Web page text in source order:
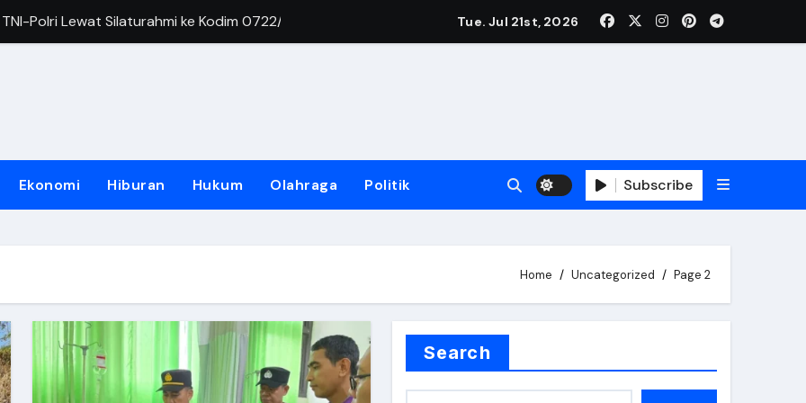
Prabowo Berantas Korupsi: Pemerintahan Bersih Kunci Indonesia Emas
Penuh untuk Prabowo Berantas Korupsi di Seluruh Lini Pemerintahan
Kesehatan Hari Bhayangkara ke-80 di Tegal, Hampir Seribu Warga Nikmati Layanan Gratis
Wakil Kudus Siap Tempur
Tak Sekadar Turnamen, Ada Cosplay, UMKM hingga Cek Kesehatan Gratis
Tue. Jul 21st, 2026
Ekonomi Hiburan Hukum Olahraga Politik Subscribe
Home Uncategorized Page 2
Search